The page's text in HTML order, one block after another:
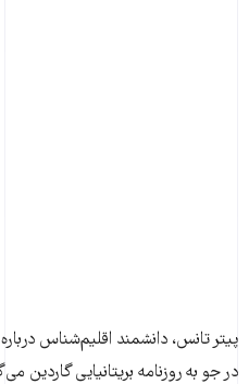
پیتر تانس،‌ دانشمند اقلیم‌شناس
در جو به روزنامه بریتانیایی گاردین